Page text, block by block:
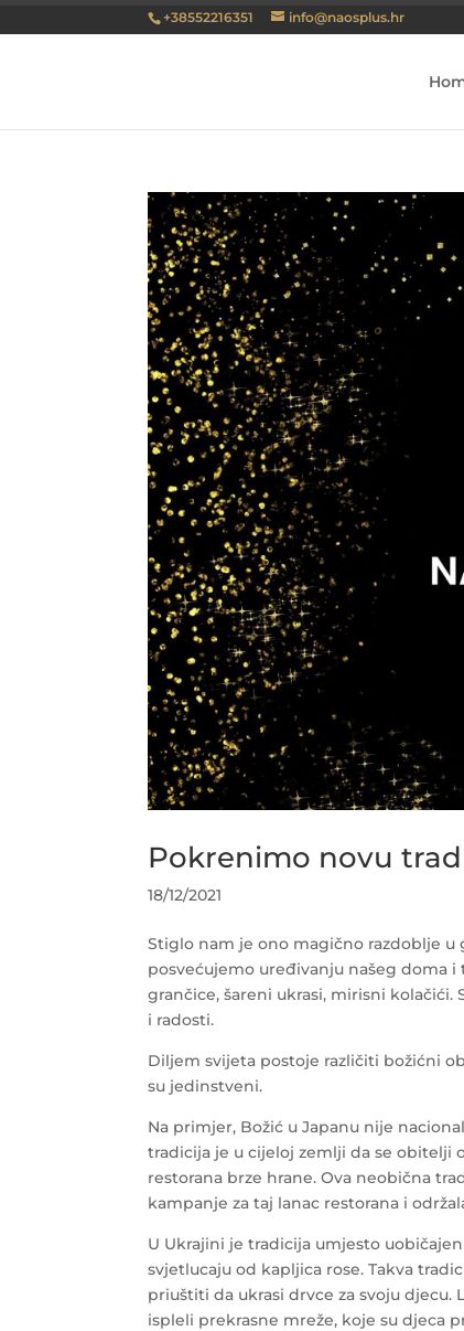
+38552216351 info@naosplus.hr
Pokrenimo novu
18/12/2021
Stiglo nam je ono magično razdoblje
posvećujemo uređivanju našeg doma
grančice, šareni ukrasi, mirisni
i radosti.
Diljem svijeta postoje različiti božićni
su jedinstveni.
Na primjer, Božić u Japanu nije
tradicija je u cijeloj zemlji da se obitelji
restorana brze hrane. Ova neobična
kampanje za taj lanac restorana i
U Ukrajini je tradicija umjesto
svjetlucaju od kapljica rose. Takva
priuštiti da ukrasi drvce za svoju
ispleli prekrasne mreže, koje su djeca